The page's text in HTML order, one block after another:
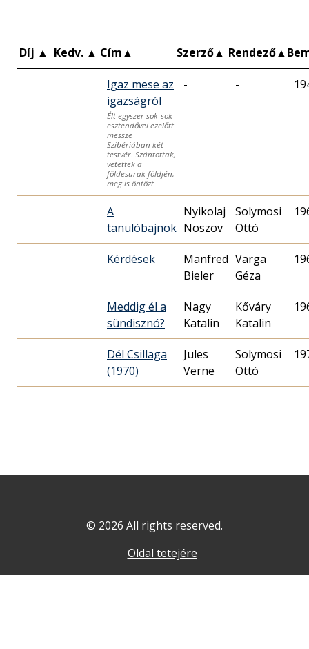
Díj ▲ Kedv. ▲ Cím▲ Szerző▲ Rendező▲
Igaz mese az
igazságról
Élt egyszer sok-sok
esztendővel ezelőtt
messze
Szibériában két
testvér. Szántottak,
vetettek a
földesurak földjén,
meg is öntözt
- -
A
tanulóbajnok
Nyikolaj
Noszov
Solymosi
Ottó
Kérdések
Manfred
Bieler
Varga
Géza
Meddig él a
sündisznó?
Nagy
Katalin
Kőváry
Katalin
Dél Csillaga
(1970)
Jules
Verne
Solymosi
Ottó
© 2026 All rights reserved.
Oldal tetejére